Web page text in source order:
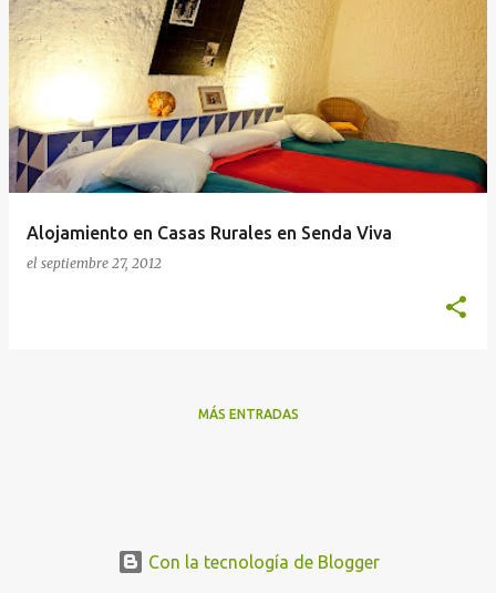
E
n
r
a
d
Alojamiento en Casas Rurales en Senda Viva
el septiembre 27, 2012
MÁS ENTRADAS
Con la tecnología de Blogger